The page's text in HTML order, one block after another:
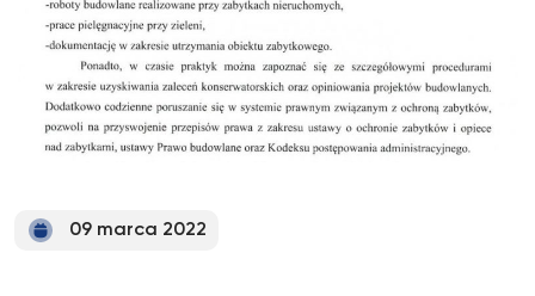
09 marca 2022